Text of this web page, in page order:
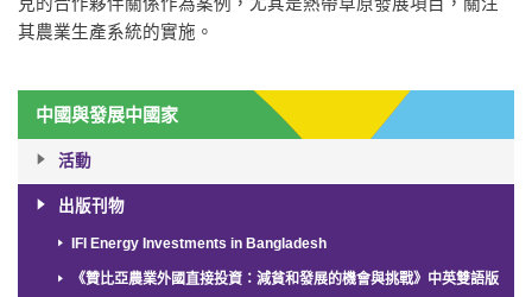
中國與發展中國家
活動
出版刊物
IFI Energy Investments in Bangladesh
《贊比亞農業外國直接投資：減貧和發展的機會與挑戰》中英雙語版
克的合作夥伴關係作為案例，尤其是熱帶草原發展項目，關注
其農業生產系統的實施。